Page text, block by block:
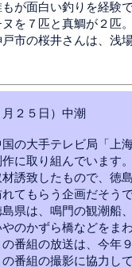
が面白い釣りを経験
を７匹と真鯛が２匹
市の桜井さんは、浅
月２５日）中潮
の大手テレビ局「上
に取り組んでいます
誘致したもので、徳
てもらう企画だそう
県は、鳴門の観潮船
のかずら橋などをま
番組の放送は、今年
番組の撮影に協力し